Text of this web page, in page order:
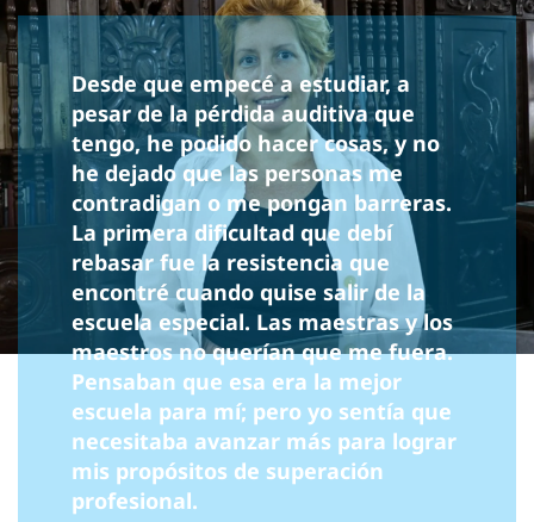
Desde que empecé a estudiar, a
pesar de la pérdida auditiva que
tengo, he podido hacer cosas, y no
he dejado que las personas me
contradigan o me pongan barreras.
La primera dificultad que debí
rebasar fue la resistencia que
encontré cuando quise salir de la
escuela especial. Las maestras y los
maestros no querían que me fuera.
Pensaban que esa era la mejor
escuela para mí; pero yo sentía que
necesitaba avanzar más para lograr
mis propósitos de superación
profesional.